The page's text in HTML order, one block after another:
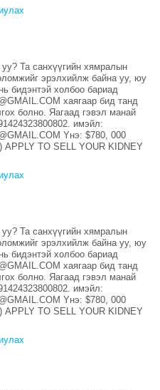
Та санхүүгийн хямралын
эрэлхийлж байна уу, юу
бидэнтэй холбоо бариад
хаягаар бид танд
болно. Яагаад гэвэл манай
имэйл:
Yнэ: $780, 000
TO SELL YOUR KIDNEY
Та санхүүгийн хямралын
эрэлхийлж байна уу, юу
бидэнтэй холбоо бариад
хаягаар бид танд
болно. Яагаад гэвэл манай
имэйл:
Yнэ: $780, 000
TO SELL YOUR KIDNEY